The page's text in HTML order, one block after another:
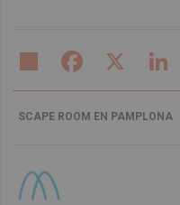
Share Facebook
SCAPE ROOM EN PAMPLONA